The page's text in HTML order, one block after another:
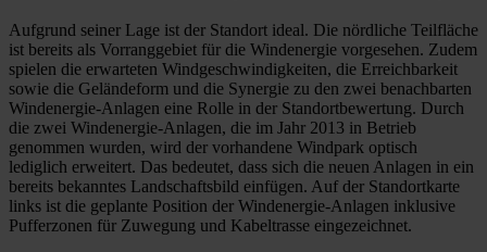
Aufgrund seiner Lage ist der Standort ideal. Die nördliche Teilfläche
ist bereits als Vorranggebiet für die Windenergie vorgesehen. Zudem
spielen die erwarteten Windgeschwindigkeiten, die Erreichbarkeit
sowie die Geländeform und die Synergie zu den zwei benachbarten
Windenergie-Anlagen eine Rolle in der Standortbewertung. Durch
die zwei Windenergie-Anlagen, die im Jahr 2013 in Betrieb
genommen wurden, wird der vorhandene Windpark optisch
lediglich erweitert. Das bedeutet, dass sich die neuen Anlagen in ein
bereits bekanntes Landschaftsbild einfügen. Auf der Standortkarte
links ist die geplante Position der Windenergie-Anlagen inklusive
Pufferzonen für Zuwegung und Kabeltrasse eingezeichnet.